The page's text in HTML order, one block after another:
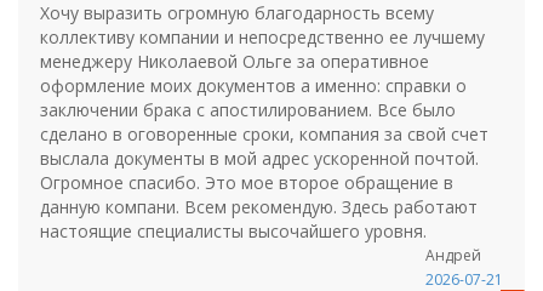
Хочу выразить огромную благодарность всему
коллективу компании и непосредственно ее лучшему
менеджеру Николаевой Ольге за оперативное
оформление моих документов а именно: справки о
заключении брака с апостилированием. Все было
сделано в оговоренные сроки, компания за свой счет
выслала документы в мой адрес ускоренной почтой.
Огромное спасибо. Это мое второе обращение в
данную компани. Всем рекомендую. Здесь работают
настоящие специалисты высочайшего уровня.
Андрей
2026-07-21